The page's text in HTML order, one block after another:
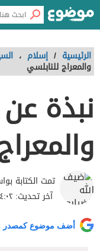
الرئيسية / إسلام ،
والمعراج للنابلسي
نبذة
تمت الكتابة
آخر تحديث:١٤:٠٢ ، ١٨
أضف موضوع